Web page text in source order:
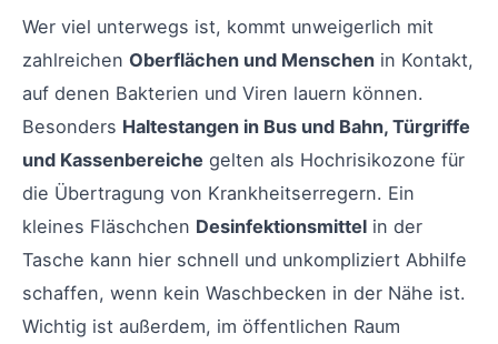
Wer viel unterwegs ist, kommt unweigerlich mit
zahlreichen Oberflächen und Menschen in Kontakt,
auf denen Bakterien und Viren lauern können.
Besonders Haltestangen in Bus und Bahn, Türgriffe
und Kassenbereiche gelten als Hochrisikozone für
die Übertragung von Krankheitserregern. Ein
kleines Fläschchen Desinfektionsmittel in der
Tasche kann hier schnell und unkompliziert Abhilfe
schaffen, wenn kein Waschbecken in der Nähe ist.
Wichtig ist außerdem, im öffentlichen Raum